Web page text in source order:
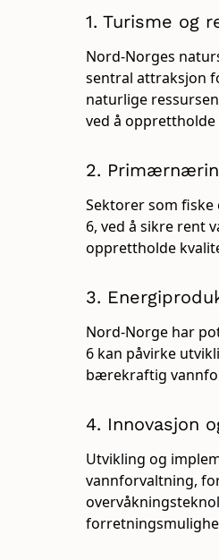
1. Turisme og
Nord-Norges
sentral attraksjon
naturlige
ved å
2.
Sektorer som
6, ved å sikre rent
opprettholde
3.
Nord-Norge har
6 kan påvirke
bærekraftig
4. Innovasjon
Utvikling og
vannforvaltning,